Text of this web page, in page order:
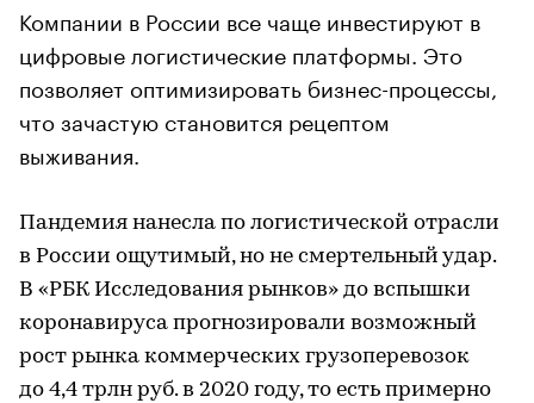
Компании в России все чаще инвестируют в
цифровые логистические платформы. Это
позволяет оптимизировать бизнес-процессы,
что зачастую становится рецептом
выживания.
Пандемия нанесла по логистической отрасли
в России ощутимый, но не смертельный удар.
В «РБК Исследования рынков» до вспышки
коронавируса прогнозировали возможный
рост рынка коммерческих грузоперевозок
до 4,4 трлн руб. в 2020 году, то есть примерно